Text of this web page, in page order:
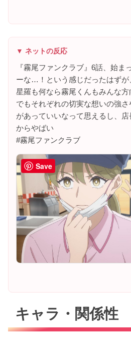
▼ ネットの反応
『霧尾ファンクラブ』6話、始ま
ーな…！という感じだったはずが
星羅も何なら霧尾くんもみんな方
でもそれぞれの切実な想いの強
があっていいなって思えるし、
からやばい
#霧尾ファンクラブ
キャラ・関係性
Save